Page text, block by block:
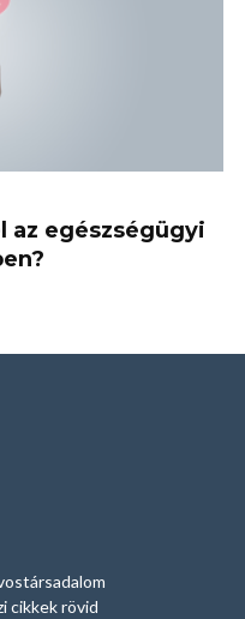
az egészségügyi
cikkek rövid